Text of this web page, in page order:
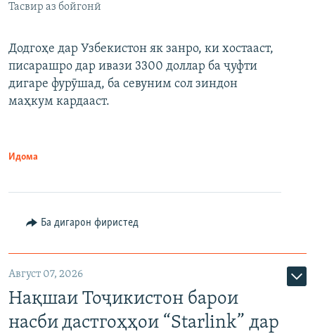
Тасвир аз бойгонӣ
Додгоҳе дар Узбекистон як занро, ки хостааст,
писарашро дар ивази 3300 доллар ба ҷуфти
дигаре фурӯшад, ба севуним сол зиндон
маҳкум кардааст.
Идома
Ба дигарон фиристед
Август 07, 2026
Нақшаи Тоҷикистон барои
насби дастгоҳҳои “Starlink” дар